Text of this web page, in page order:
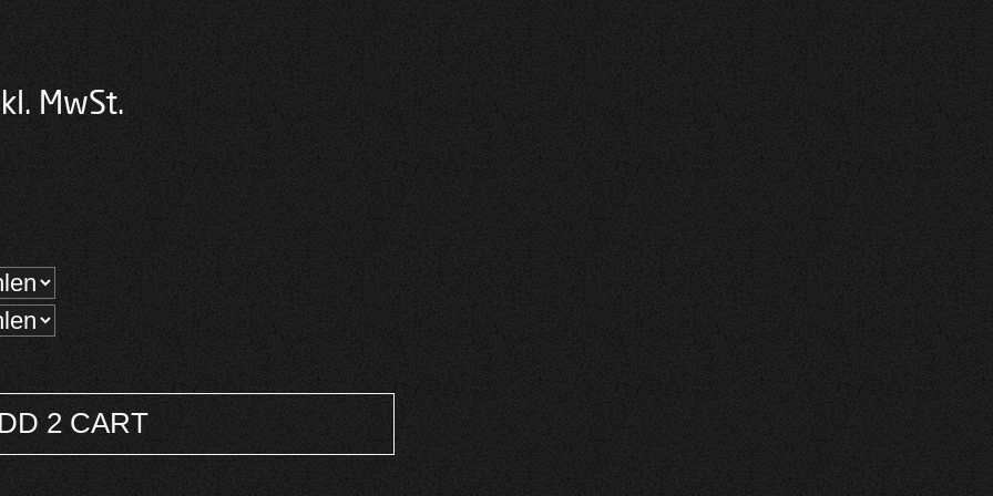
MwSt.
2 CART